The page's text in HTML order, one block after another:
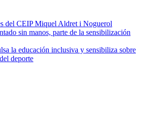
la educación inclusiva y sensibiliza sobre
deporte